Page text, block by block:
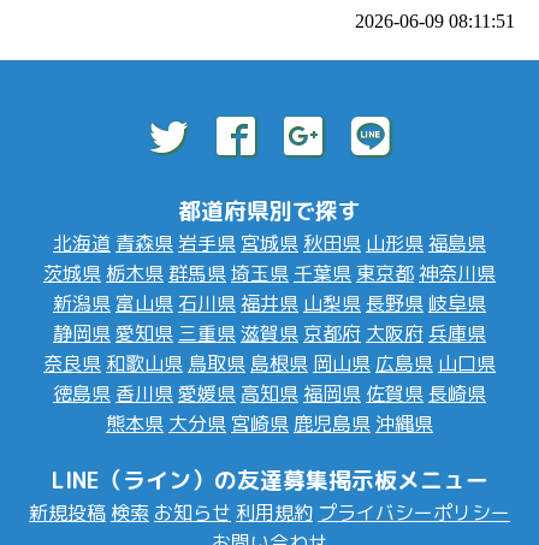
2026-06-09 08:11:51
都道府県別で探す
北海道 青森県 岩手県 宮城県 秋田県 山形県福島県
茨城県 栃木県群馬県埼玉県 千葉県 東京都神奈川県
新潟県 富山県 石川県福井県 山梨県 長野県 岐阜県
静岡県愛知県 三重県滋賀県 京都府 大阪府 兵庫県
奈良県 和歌山県 鳥取県 島根県 岡山県 広島県 山口県
徳島県 香川県愛媛県 高知県福岡県 佐賀県 長崎県
熊本県 大分県 宮崎県 鹿児島県 沖縄県
LINE（ライン）の友達募集掲示板メニュー
新規投稿 検索 お知らせ 利用規約 プライバシーポリシー